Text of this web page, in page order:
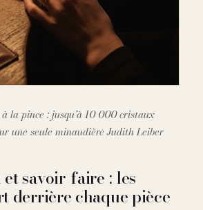
la pince : jusqu’à 10 000 cristaux
une seule minaudière Judith Leiber
savoir-faire : les
derrière chaque pièce